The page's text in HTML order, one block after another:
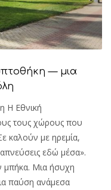
— μια
Η Εθνική
τους χώρους που
καλούν με ηρεμία,
εδώ μέσα».
μπήκα. Μια ήσυχη
παύση ανάμεσα